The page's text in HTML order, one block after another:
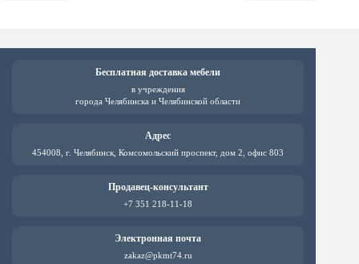
Бесплатная доставка мебели
в учреждения
города Челябинска и Челябинской области
Адрес
454008, г. Челябинск, Комсомольский проспект, дом 2, офис 803
Продавец-консультант
+7 351 218-11-18
Электронная почта
zakaz@pkmt74.ru